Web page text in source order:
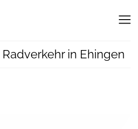
in Ehingen